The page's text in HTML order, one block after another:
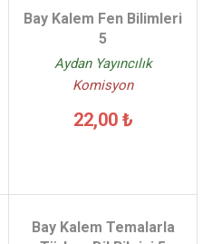
Bay Kalem Fen Bilimleri
5
Aydan Yayıncılık
Komisyon
22,00 ₺
Bay Kalem Temalarla